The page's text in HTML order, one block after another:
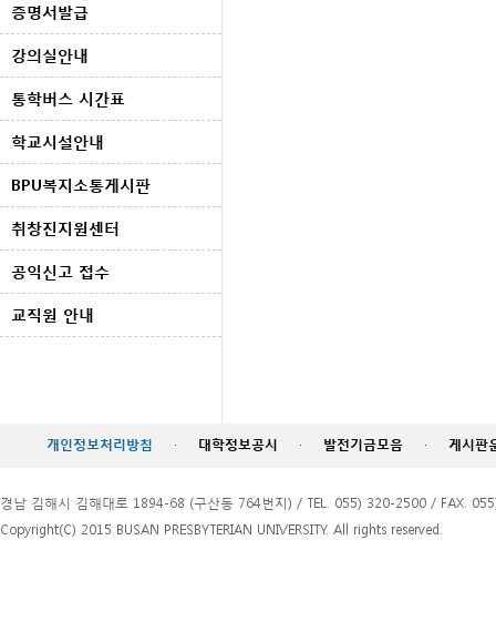
증명서발급
강의실안내
통학버스 시간표
학교시설안내
BPU복지소통게시판
취창진지원센터
공익신고 접수
교직원 안내
개인정보처리방침 · 대학정보공시 · 발전기금모음 · 게시판
경남 김해시 김해대로 1894-68 (구산동 764번지) / TEL. 055) 320-2500 / FAX.
Copyright(C) 2015 BUSAN PRESBYTERIAN UNIVERSITY. All rights reserved.